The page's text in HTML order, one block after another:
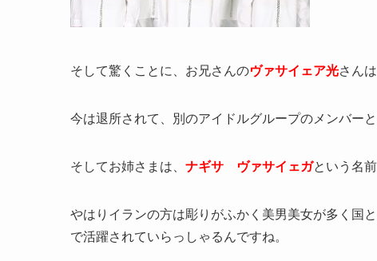
そして驚くことに、お兄さんのヴァサイェア光さん
今は退所されて、別のアイドルグループのメンバー
そしてお姉さまは、 ナギサ ヴァサイェガという名
やはりイランの方は彫りがふかく美男美女が多く国
で活躍されていらっしゃるんですね。